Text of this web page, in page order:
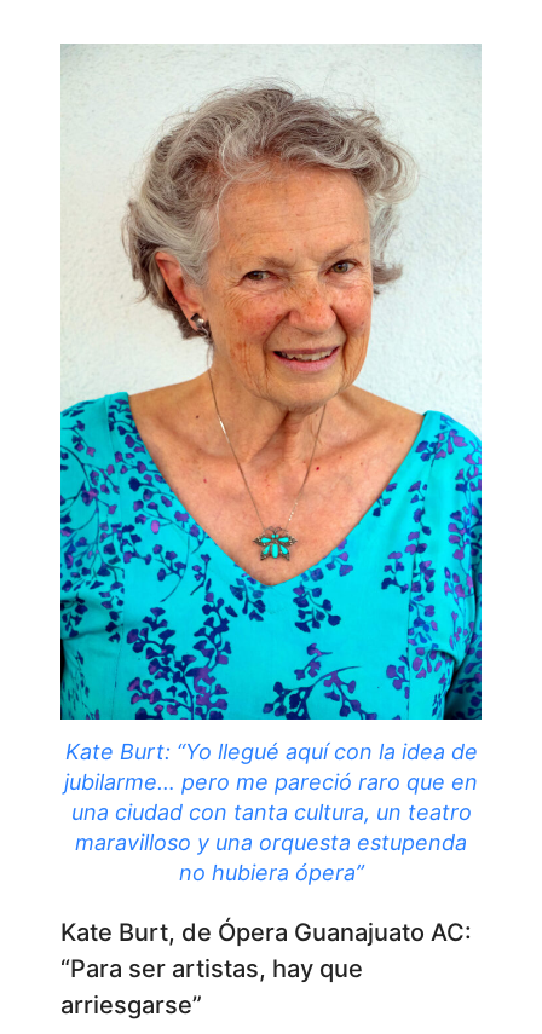
Kate Burt: “Yo llegué aquí con la idea de
jubilarme… pero me pareció raro que en
una ciudad con tanta cultura, un teatro
maravilloso y una orquesta estupenda
no hubiera ópera”
Kate Burt, de Ópera Guanajuato AC:
“Para ser artistas, hay que
arriesgarse”